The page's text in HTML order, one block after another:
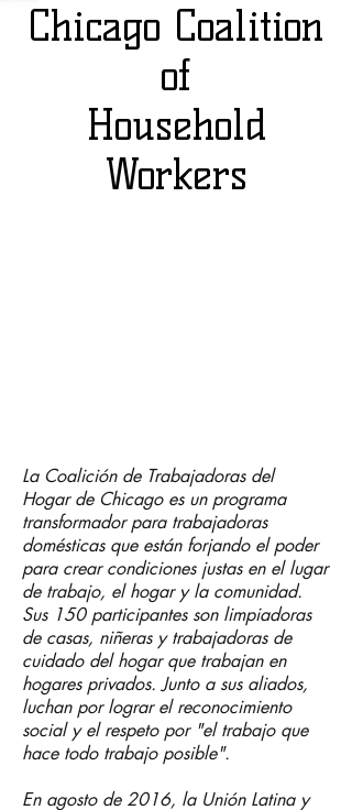
Chicago Coalition
of
Household
Workers
La Coalición de Trabajadoras del
Hogar de Chicago es un programa
transformador para trabajadoras
domésticas que están forjando el poder
para crear condiciones justas en el lugar
de trabajo, el hogar y la comunidad.
Sus 150 participantes son limpiadoras
de casas, niñeras y trabajadoras de
cuidado del hogar que trabajan en
hogares privados. Junto a sus aliados,
luchan por lograr el reconocimiento
social y el respeto por "el trabajo que
hace todo trabajo posible".
En agosto de 2016, la Unión Latina y